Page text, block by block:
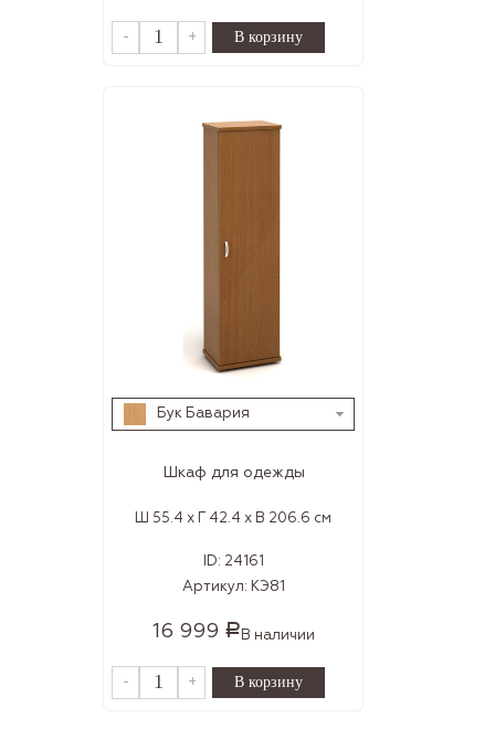
- +
Бук Бавария
Шкаф для одежды
Ш 55.4 x Г 42.4 x В 206.6 см
ID: 24161
Артикул: КЭ81
16 999 Р В наличии
- +